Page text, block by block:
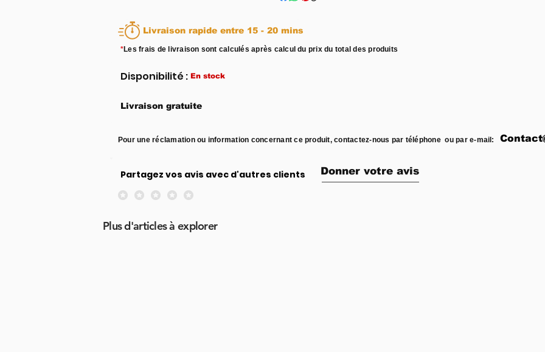
Livraison rapide entre 15 - 20 mins
*Les frais de livraison sont calculés après calcul du prix du total des produits
Disponibilité : En stock
Livraison gratuite
Pour une réclamation ou information concernant ce produit, contactez-nous par téléphone ou par e-mail:
Partagez vos avis avec d'autres clients Donner votre avis
Aucune note pour le moment
Plus d'articles à explorer